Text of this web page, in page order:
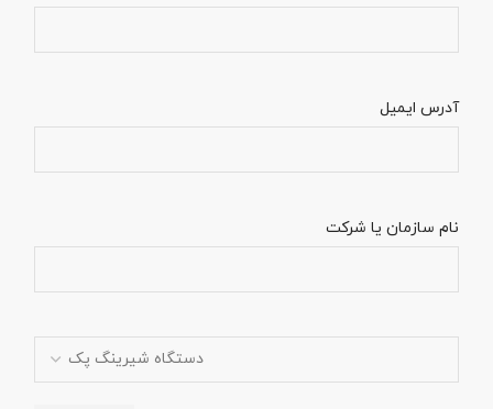
آدرس ایمیل
نام سازمان یا شرکت